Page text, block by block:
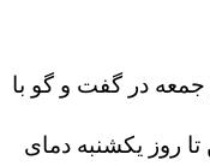
در گفت و گو با
تا روز یکشنبه دمای